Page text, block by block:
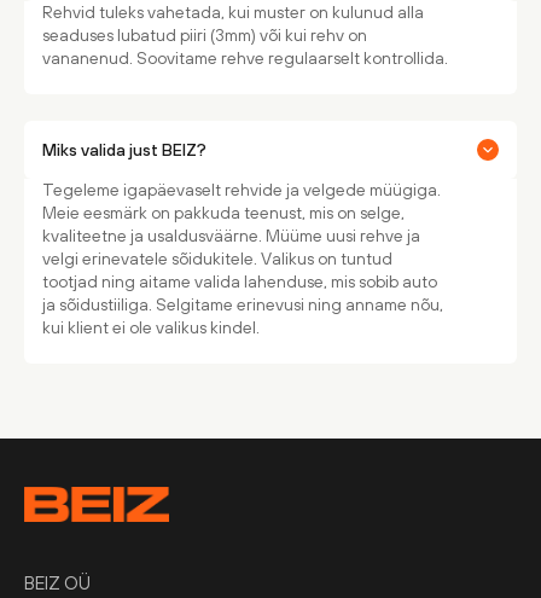
Rehvid tuleks vahetada, kui muster on kulunud alla
seaduses lubatud piiri (3mm) või kui rehv on
vananenud. Soovitame rehve regulaarselt kontrollida.
Miks valida just BEIZ?
Tegeleme igapäevaselt rehvide ja velgede müügiga.
Meie eesmärk on pakkuda teenust, mis on selge,
kvaliteetne ja usaldusväärne. Müüme uusi rehve ja
velgi erinevatele sõidukitele. Valikus on tuntud
tootjad ning aitame valida lahenduse, mis sobib auto
ja sõidustiiliga. Selgitame erinevusi ning anname nõu,
kui klient ei ole valikus kindel.
BEIZ OÜ